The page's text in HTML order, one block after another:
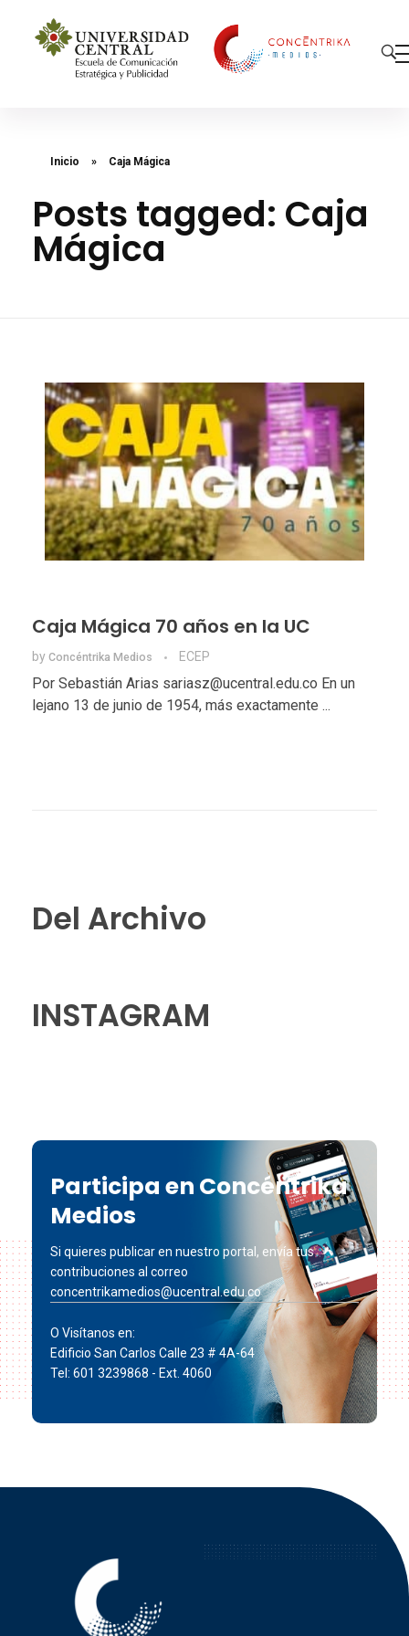
Inicio » Caja Mágica
Posts tagged: Caja
Mágica
Caja Mágica 70 años en la UC
by Concéntrika Medios ECEP
Por Sebastián Arias sariasz@ucentral.edu.co En un
lejano 13 de junio de 1954, más exactamente ...
Del Archivo
INSTAGRAM
Participa en Concéntrika
Medios
Si quieres publicar en nuestro portal, envía tus
contribuciones al correo
concentrikamedios@ucentral.edu.co
O Visítanos en:
Edificio San Carlos Calle 23 # 4A-64
Tel: 601 3239868 - Ext. 4060